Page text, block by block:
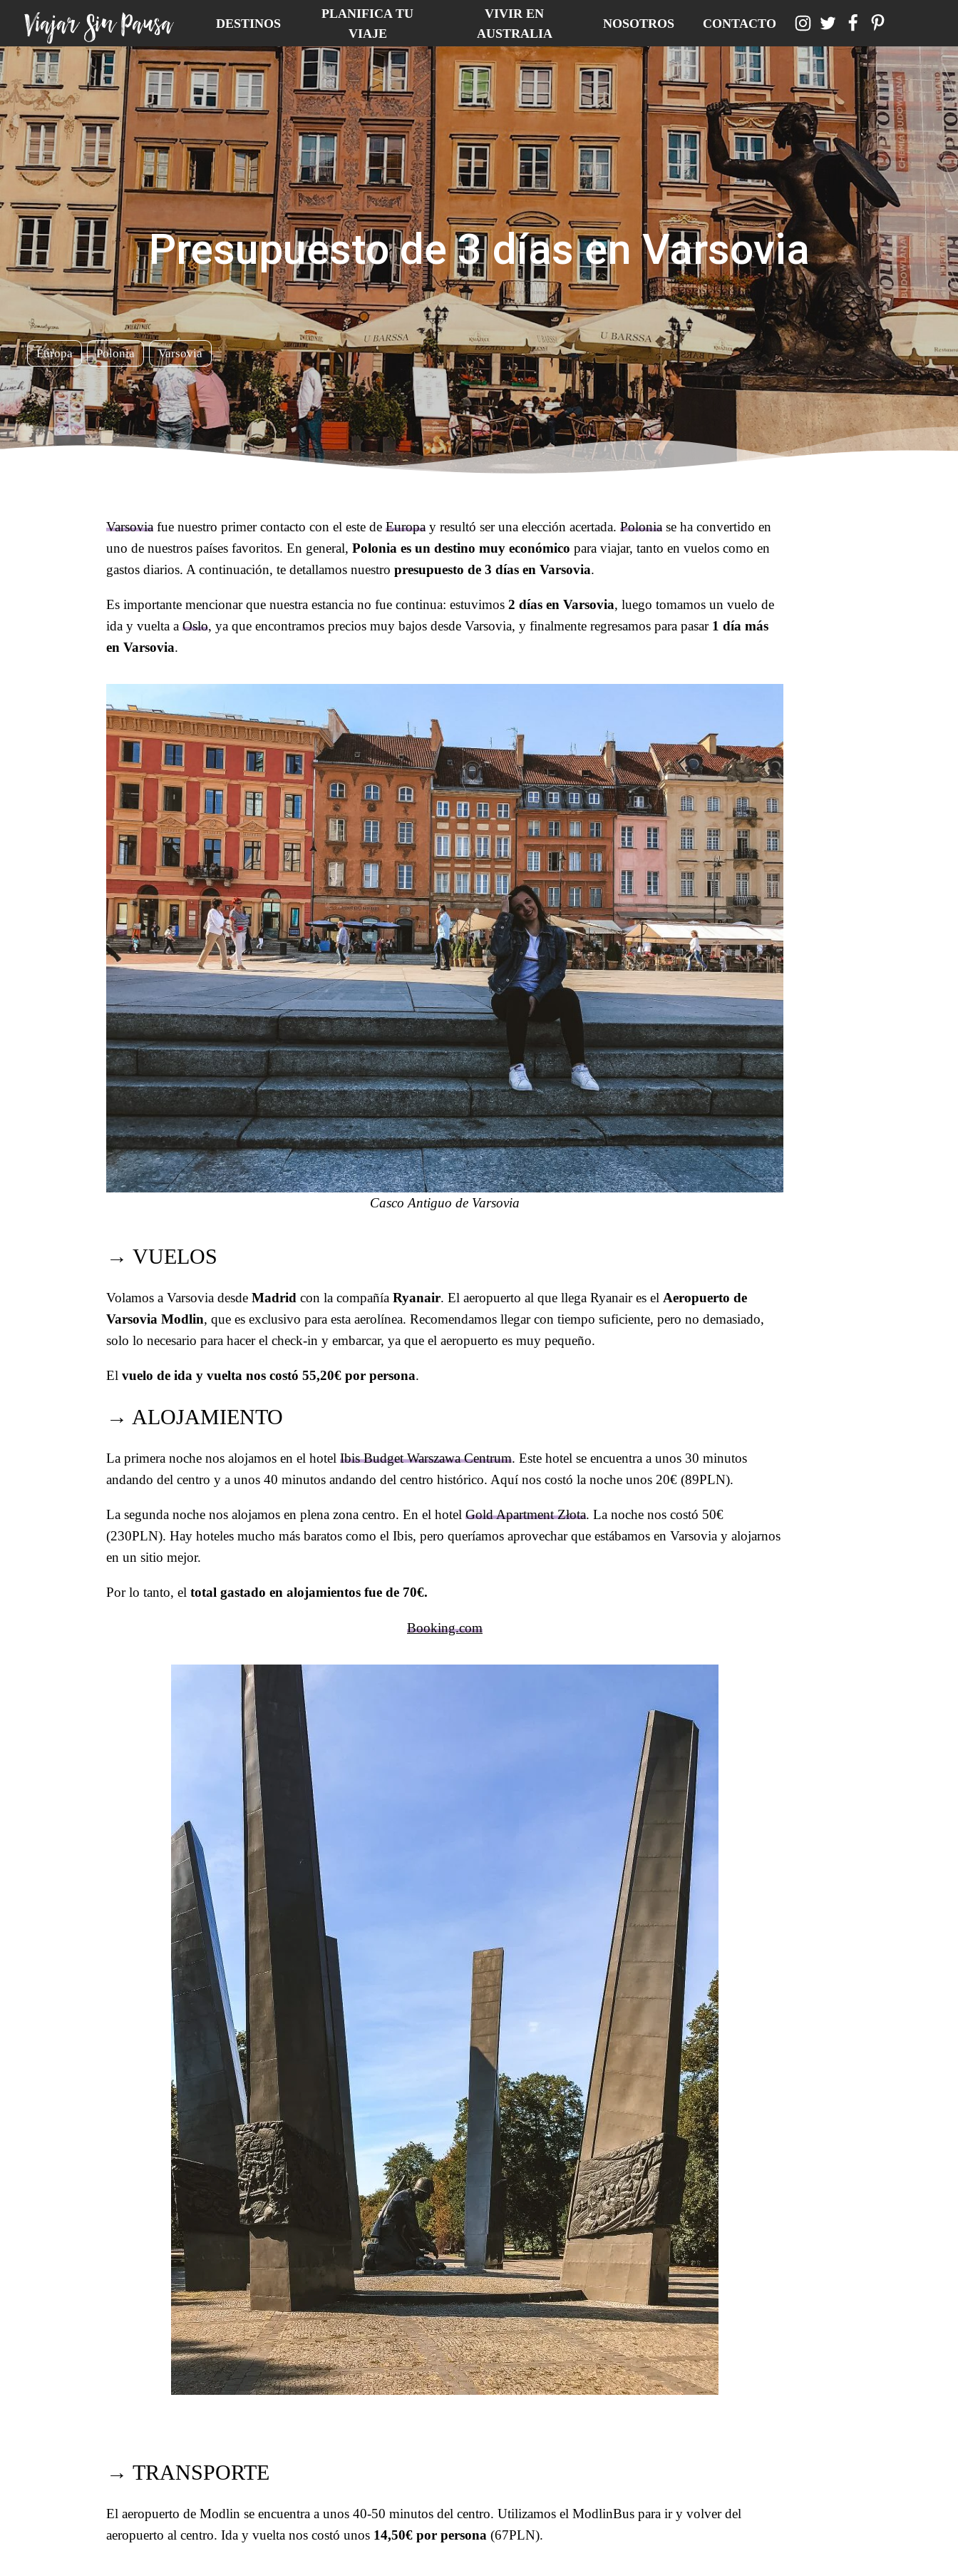
Viajar Sin Pausa DESTINOS
PLANIFICA TU
VIAJE
VIVIR EN
AUSTRALIA
NOSOTROS CONTACTO
Europa Polonia Varsovia
Presupuesto de 3 días en Varsovia
Varsovia fue nuestro primer contacto con el este de Europa y resultó ser una elección acertada. Polonia se ha convertido en
uno de nuestros países favoritos. En general, Polonia es un destino muy económico para viajar, tanto en vuelos como en
gastos diarios. A continuación, te detallamos nuestro presupuesto de 3 días en Varsovia.
Es importante mencionar que nuestra estancia no fue continua: estuvimos 2 días en Varsovia, luego tomamos un vuelo de
ida y vuelta a Oslo, ya que encontramos precios muy bajos desde Varsovia, y finalmente regresamos para pasar 1 día más
en Varsovia.
Casco Antiguo de Varsovia
→ VUELOS
Volamos a Varsovia desde Madrid con la compañía Ryanair. El aeropuerto al que llega Ryanair es el Aeropuerto de
Varsovia Modlin, que es exclusivo para esta aerolínea. Recomendamos llegar con tiempo suficiente, pero no demasiado,
solo lo necesario para hacer el check-in y embarcar, ya que el aeropuerto es muy pequeño.
El vuelo de ida y vuelta nos costó 55,20€ por persona.
→ ALOJAMIENTO
La primera noche nos alojamos en el hotel Ibis Budget Warszawa Centrum. Este hotel se encuentra a unos 30 minutos
andando del centro y a unos 40 minutos andando del centro histórico. Aquí nos costó la noche unos 20€ (89PLN).
La segunda noche nos alojamos en plena zona centro. En el hotel Gold Apartment Złota. La noche nos costó 50€
(230PLN). Hay hoteles mucho más baratos como el Ibis, pero queríamos aprovechar que estábamos en Varsovia y alojarnos
en un sitio mejor.
Por lo tanto, el total gastado en alojamientos fue de 70€.
Booking.com
→ TRANSPORTE
El aeropuerto de Modlin se encuentra a unos 40-50 minutos del centro. Utilizamos el ModlinBus para ir y volver del
aeropuerto al centro. Ida y vuelta nos costó unos 14,50€ por persona (67PLN).